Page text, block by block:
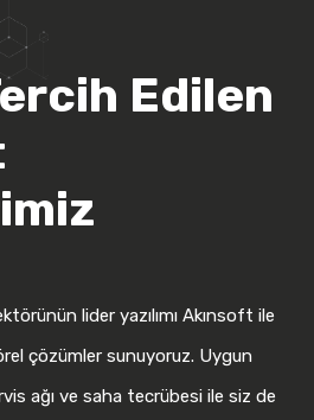
Edilen
lider yazılımı Akınsoft ile
çözümler sunuyoruz. Uygun
ağı ve saha tecrübesi ile siz de